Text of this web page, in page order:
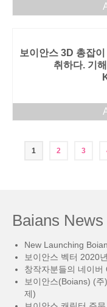
보이안스 3D 총잡
취하다. 기
1 2 3
Baians News
New Launching
보이안스 벡터 2020
창작자분들의 네이버
보이안스(Boians) (
제)